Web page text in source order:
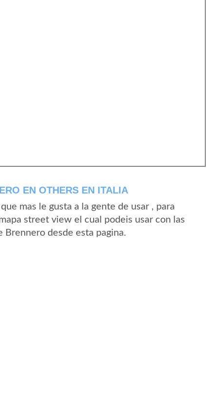
EN OTHERS EN ITALIA
mas le gusta a la gente de usar , para
street view el cual podeis usar con las
desde esta pagina.